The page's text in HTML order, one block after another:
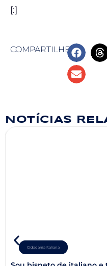
[:]
COMPARTILHE
NOTÍCIAS
Cidadania Italiana